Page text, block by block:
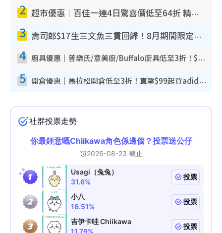
2 超市優惠｜百佳一連4日驚喜價低至64折 精選貨品$6.5起！指定周末分店免費試食+送$20現金券
3 壽司郎$17生三文魚三貫回歸！8月期間限定創業祭 $10白碟優惠／$12大切長鰭大吞拿魚腩
4 廚具優惠｜普樂氏/意美廚/Buffalo廚具低至3折！$89起買煎鍋／炒鑊／個人鍋 同場小家電激減至$99起
5 開倉優惠｜馬拉松開倉低至3折！直擊$99起買adidas／New Balance／Puma鞋款 STANLEY保溫杯劈價至$119起